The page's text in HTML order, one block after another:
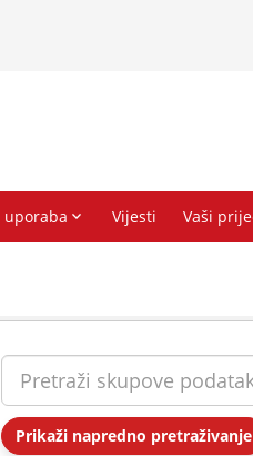
Prikaži napredno pretraživanje